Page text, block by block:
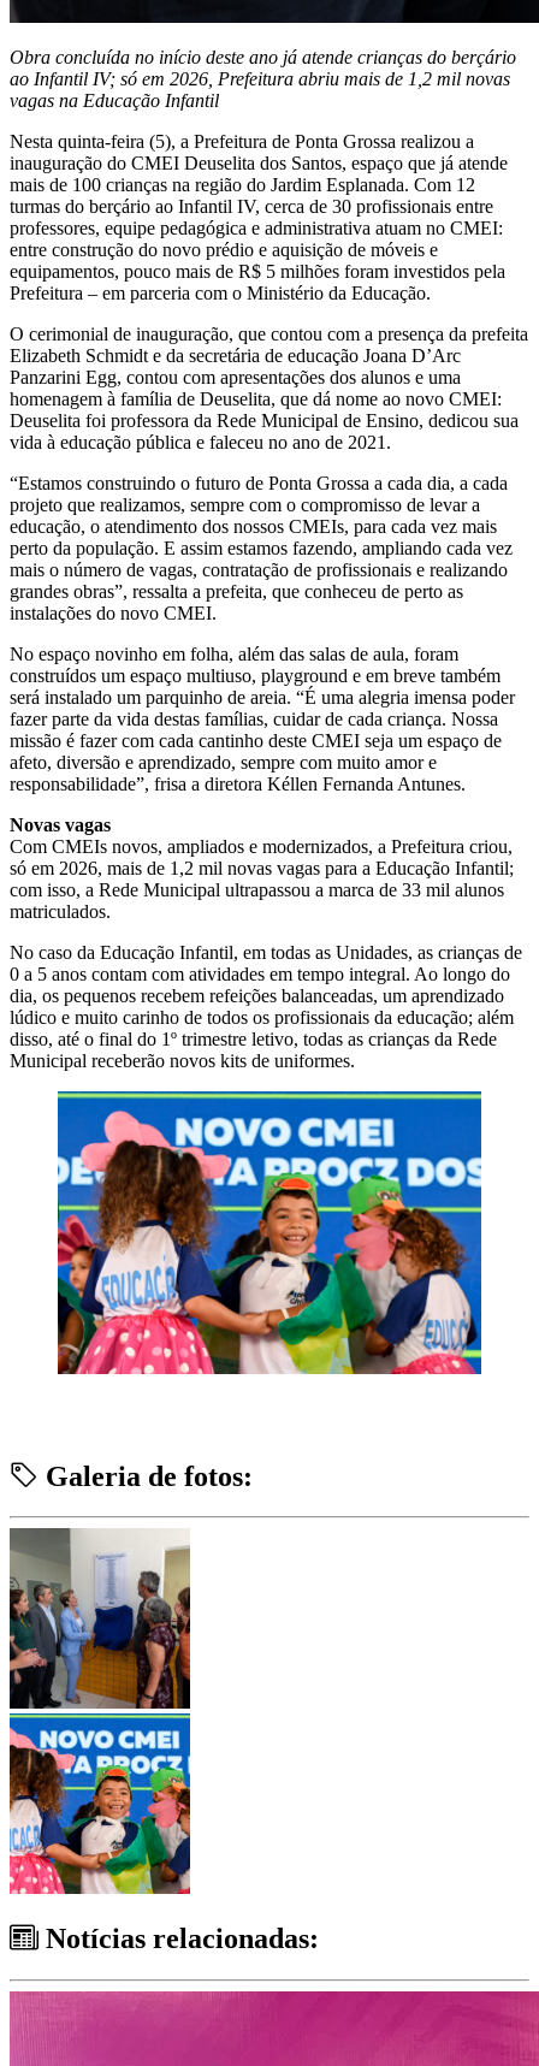
Obra concluída no início deste ano já atende crianças do berçário
ao Infantil IV; só em 2026, Prefeitura abriu mais de 1,2 mil novas
vagas na Educação Infantil
Nesta quinta-feira (5), a Prefeitura de Ponta Grossa realizou a
inauguração do CMEI Deuselita dos Santos, espaço que já atende
mais de 100 crianças na região do Jardim Esplanada. Com 12
turmas do berçário ao Infantil IV, cerca de 30 profissionais entre
professores, equipe pedagógica e administrativa atuam no CMEI:
entre construção do novo prédio e aquisição de móveis e
equipamentos, pouco mais de R$ 5 milhões foram investidos pela
Prefeitura – em parceria com o Ministério da Educação.
O cerimonial de inauguração, que contou com a presença da prefeita
Elizabeth Schmidt e da secretária de educação Joana D’Arc
Panzarini Egg, contou com apresentações dos alunos e uma
homenagem à família de Deuselita, que dá nome ao novo CMEI:
Deuselita foi professora da Rede Municipal de Ensino, dedicou sua
vida à educação pública e faleceu no ano de 2021.
“Estamos construindo o futuro de Ponta Grossa a cada dia, a cada
projeto que realizamos, sempre com o compromisso de levar a
educação, o atendimento dos nossos CMEIs, para cada vez mais
perto da população. E assim estamos fazendo, ampliando cada vez
mais o número de vagas, contratação de profissionais e realizando
grandes obras”, ressalta a prefeita, que conheceu de perto as
instalações do novo CMEI.
No espaço novinho em folha, além das salas de aula, foram
construídos um espaço multiuso, playground e em breve também
será instalado um parquinho de areia. “É uma alegria imensa poder
fazer parte da vida destas famílias, cuidar de cada criança. Nossa
missão é fazer com cada cantinho deste CMEI seja um espaço de
afeto, diversão e aprendizado, sempre com muito amor e
responsabilidade”, frisa a diretora Kéllen Fernanda Antunes.
Novas vagas
Com CMEIs novos, ampliados e modernizados, a Prefeitura criou,
só em 2026, mais de 1,2 mil novas vagas para a Educação Infantil;
com isso, a Rede Municipal ultrapassou a marca de 33 mil alunos
matriculados.
No caso da Educação Infantil, em todas as Unidades, as crianças de
0 a 5 anos contam com atividades em tempo integral. Ao longo do
dia, os pequenos recebem refeições balanceadas, um aprendizado
lúdico e muito carinho de todos os profissionais da educação; além
disso, até o final do 1º trimestre letivo, todas as crianças da Rede
Municipal receberão novos kits de uniformes.
Galeria de fotos:
Notícias relacionadas: